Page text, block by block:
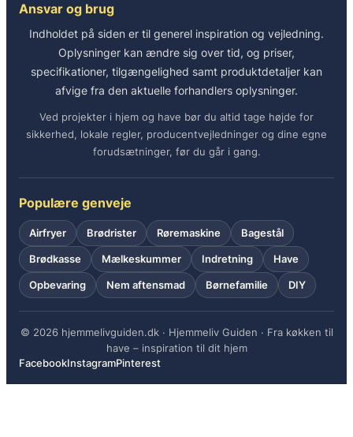
Ansvar og brug
Indholdet på siden er til generel inspiration og vejledning.
Oplysninger kan ændre sig over tid, og priser,
specifikationer, tilgængelighed samt produktdetaljer kan
afvige fra den aktuelle forhandlers oplysninger.
Ved projekter i hjem og have bør du altid tage højde for
sikkerhed, lokale regler, producentvejledninger og dine egne
forudsætninger, før du går i gang.
Populære genveje
Airfryer Brødrister Røremaskine Bagestål
Brødkasse Mælkeskummer Indretning Have
Opbevaring Nem aftensmad Børnefamilie DIY
© 2026 hjemmelivguiden.dk · Hjemmeliv Guiden · Fra køkken til
have – inspiration til dit hjem
FacebookInstagramPinterest